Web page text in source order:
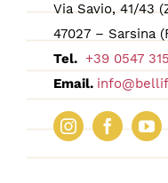
Via Savio, 41/43
47027 – Sarsina
Tel. +39 0547
Email.